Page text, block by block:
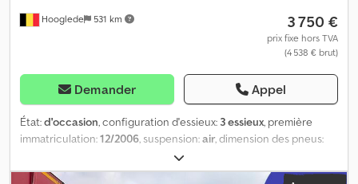
Hooglede 531 km 3 750 €
prix fixe hors TVA
(4 538 € brut)
Demander Appel
État:d'occasion, configuration d'essieux: 3 essieux, première
immatriculation:12/2006, suspension:air, dimension des pneus:
, Année de construction:
Configuration des essieux Dimensions des pneus : 385/65 R22.5